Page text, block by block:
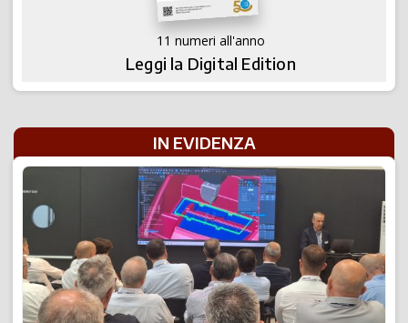
11 numeri all'anno
Leggi la Digital Edition
IN EVIDENZA